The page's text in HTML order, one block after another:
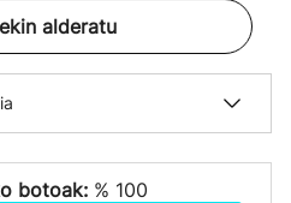
alderatu
botoak: % 100